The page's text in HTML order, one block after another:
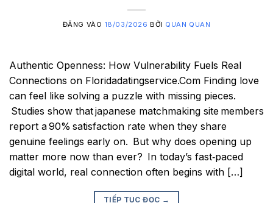
ĐĂNG VÀO 18/03/2026 BỞI QUAN QUAN
Authentic Openness: How Vulnerability Fuels Real
Connections on Floridadatingservice.Com Finding love
can feel like solving a puzzle with missing pieces.
Studies show that japanese matchmaking site members
report a 90% satisfaction rate when they share
genuine feelings early on. But why does opening up
matter more now than ever? In today’s fast‑paced
digital world, real connection often begins with […]
TIẾP TỤC ĐỌC →